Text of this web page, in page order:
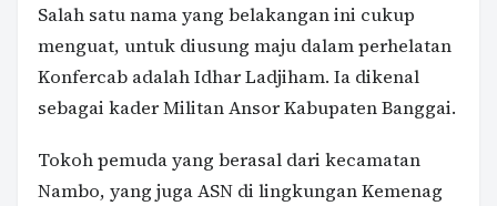
Salah satu nama yang belakangan ini cukup
menguat, untuk diusung maju dalam perhelatan
Konfercab adalah Idhar Ladjiham. Ia dikenal
sebagai kader Militan Ansor Kabupaten Banggai.
Tokoh pemuda yang berasal dari kecamatan
Nambo, yang juga ASN di lingkungan Kemenag